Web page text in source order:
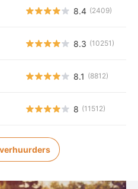
8.4 (2409)
8.3 (10251)
8.1 (8812)
8 (11512)